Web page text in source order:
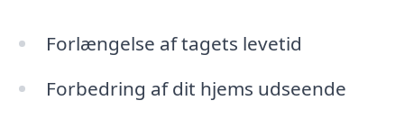
Forlængelse af tagets levetid
Forbedring af dit hjems udseende